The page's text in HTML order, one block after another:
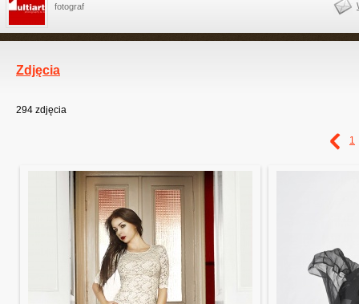
fotograf
Zdjęcia
294 zdjęcia
1